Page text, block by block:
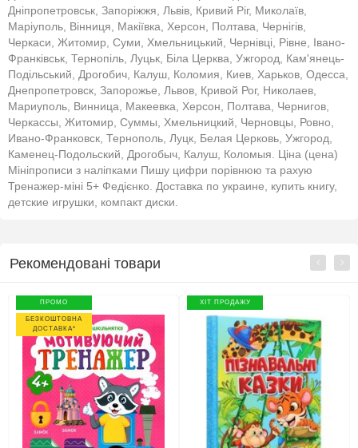
Дніпропетровськ, Запоріжжя, Львів, Кривий Ріг, Миколаїв,
Маріуполь, Вінниця, Макіївка, Херсон, Полтава, Чернігів,
Черкаси, Житомир, Суми, Хмельницький, Чернівці, Рівне, Івано-
Франківськ, Тернопіль, Луцьк, Біла Церква, Ужгород, Кам'янець-
Подільський, Дрогобич, Калуш, Коломия, Киев, Харьков, Одесса,
Днепропетровск, Запорожье, Львов, Кривой Рог, Николаев,
Мариуполь, Винница, Макеевка, Херсон, Полтава, Чернигов,
Черкассы, Житомир, Суммы, Хмельницкий, Черновцы, Ровно,
Ивано-Франковск, Тернополь, Луцк, Белая Церковь, Ужгород,
Каменец-Подольский, Дрогобыч, Калуш, Коломыя. Ціна (цена)
Мініпрописи з наліпками Пишу цифри порівнюю та рахую
Тренажер-міні 5+ Федієнко. Доставка по украине, купить книгу,
детские игрушки, компакт диски.
Рекомендовані товари
ПРОМО
БЕЗКОШТОВНА
ДОСТАВКА*
ХІТ ПРОДАЖУ